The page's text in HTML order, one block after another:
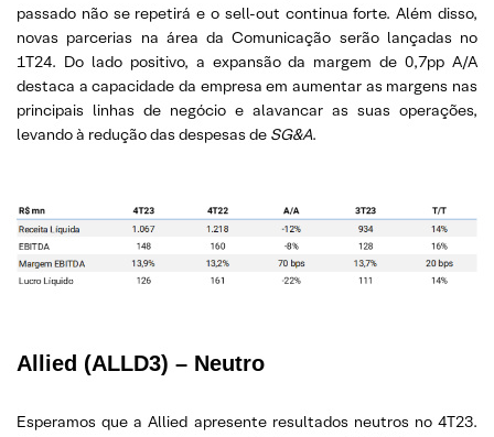
passado não se repetirá e o sell-out continua forte. Além disso,
novas parcerias na área da Comunicação serão lançadas no
1T24. Do lado positivo, a expansão da margem de 0,7pp A/A
destaca a capacidade da empresa em aumentar as margens nas
principais linhas de negócio e alavancar as suas operações,
levando à redução das despesas de SG&A.
Allied (ALLD3) – Neutro
Esperamos que a Allied apresente resultados neutros no 4T23.